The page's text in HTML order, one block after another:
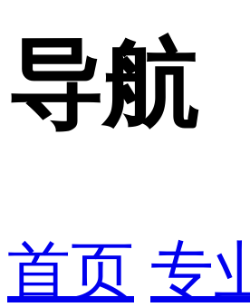
导航
首页 专